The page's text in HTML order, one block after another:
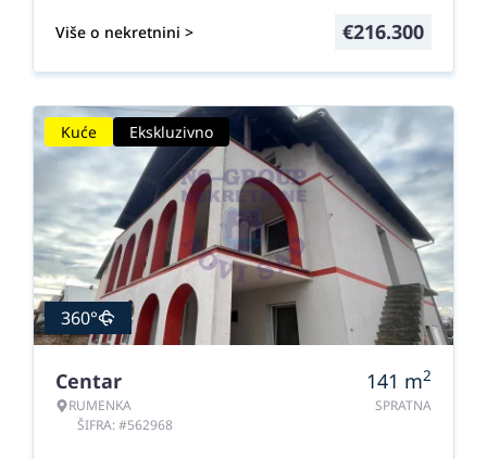
Više o nekretnini > €216.300
Kuće Ekskluzivno
360°
Centar
RUMENKA
ŠIFRA: #562968
141 m2
SPRATNA